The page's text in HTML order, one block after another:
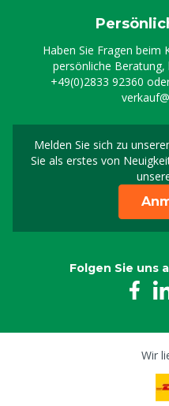
Haben Sie Fragen beim
persönliche
+49(0)2833 92360
Melden Sie sich zu
Sie als erstes von
Folgen Sie uns
Wir